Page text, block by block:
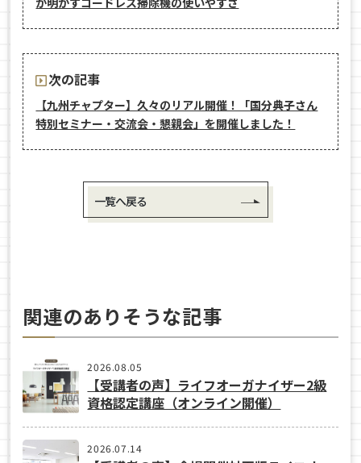
次の記事
【九州チャプター】久々のリアル開催！「国分典子さん
特別セミナー・交流会・懇親会」を開催しました！
一覧へ戻る
関連のありそうな記事
2026.08.05
【受講者の声】ライフオーガナイザー2級
資格認定講座（オンライン開催）
2026.07.14